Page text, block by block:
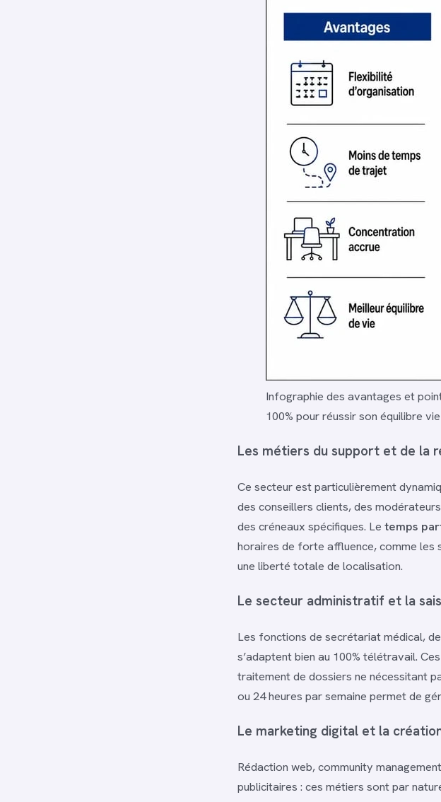
Infographie des avantages et
100% pour réussir son équilibre
Les métiers du support et de la
Ce secteur est particulièrement
des conseillers clients, des
des créneaux spécifiques. Le temps
horaires de forte affluence, comme
une liberté totale de localisation.
Le secteur administratif et la
Les fonctions de secrétariat médical,
s’adaptent bien au 100% télétravail.
traitement de dossiers ne nécessitant
ou 24 heures par semaine permet de
Le marketing digital et la
Rédaction web, community
publicitaires : ces métiers sont par